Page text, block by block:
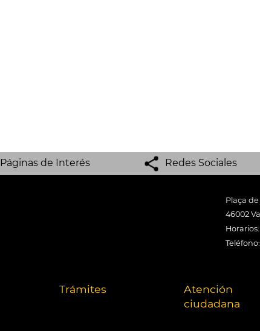
Páginas de Interés Redes Sociales
Plaça
46002
Trámites
Atención
ciudadana